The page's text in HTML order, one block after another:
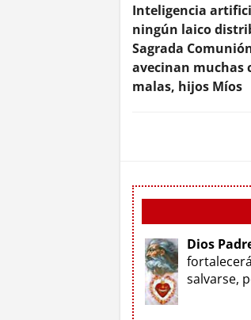
Inteligencia
ningún laico
Sagrada
avecinan muchas
malas, hijos Míos
Dios
salvarse,